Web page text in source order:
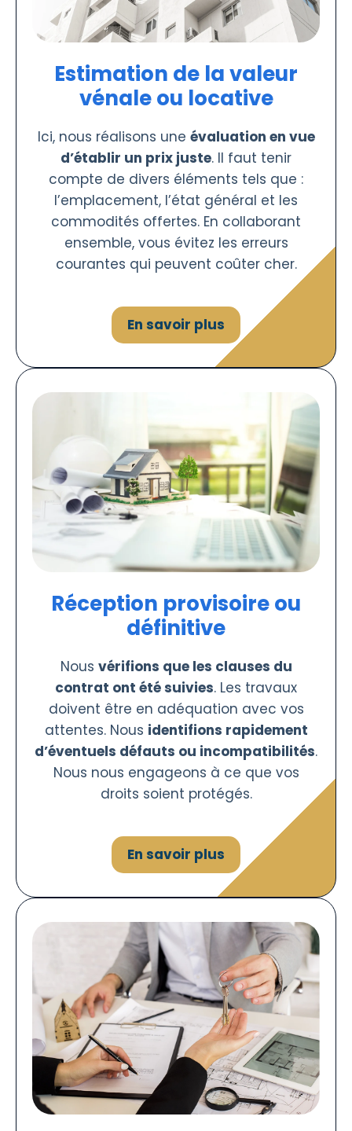
Estimation de la valeur
vénale ou locative
Ici, nous réalisons une évaluation en vue
d’établir un prix juste. Il faut tenir
compte de divers éléments tels que :
l’emplacement, l’état général et les
commodités offertes. En collaborant
ensemble, vous évitez les erreurs
courantes qui peuvent coûter cher.
En savoir plus
Réception provisoire ou
définitive
Nous vérifions que les clauses du
contrat ont été suivies. Les travaux
doivent être en adéquation avec vos
attentes. Nous identifions rapidement
d’éventuels défauts ou incompatibilités.
Nous nous engageons à ce que vos
droits soient protégés.
En savoir plus